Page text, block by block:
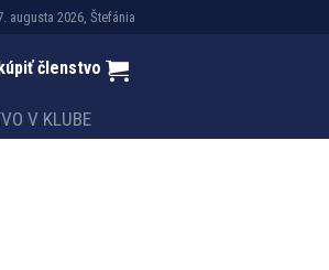
augusta 2026, Štefánia
členstvo
V KLUBE